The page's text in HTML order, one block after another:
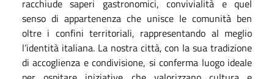
racchiude saperi gastronomici, convivialità e quel
senso di appartenenza che unisce le comunità ben
oltre i confini territoriali, rappresentando al meglio
l’identità italiana. La nostra città, con la sua tradizione
di accoglienza e condivisione, si conferma luogo ideale